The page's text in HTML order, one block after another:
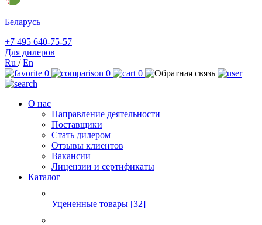
Беларусь
+7 495 640-75-57
Для дилеров
Ru /En
0
0 0
О нас
Направление деятельности
Поставщики
Стать дилером
Отзывы клиентов
Вакансии
Лицензии и сертификаты
Каталог
Уцененные товары [32]